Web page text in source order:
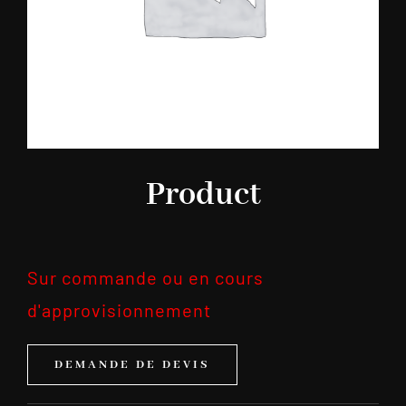
Product
Sur commande ou en cours
d'approvisionnement
DEMANDE DE DEVIS